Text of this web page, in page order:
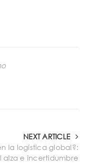
NEXT ARTICLE
la logística global?:
alza e incertidumbre